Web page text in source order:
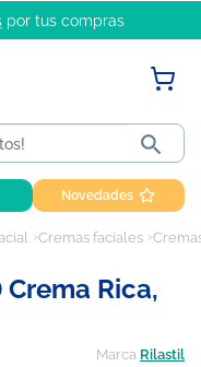
por tus compras

Novedades
Cremas faciales
Rica,
Marca Rilastil